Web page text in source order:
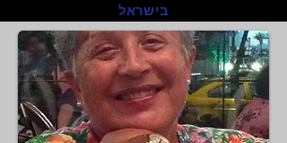
בישראל